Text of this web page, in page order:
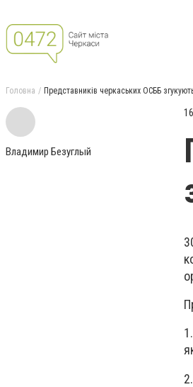
Головна Представників черкаських ОСББ
Владимир Безуглый